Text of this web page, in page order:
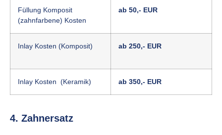
Füllung Komposit
(zahnfarbene) Kosten
ab 50,- EUR
Inlay Kosten (Komposit) ab 250,- EUR
Inlay Kosten (Keramik) ab 350,- EUR
4. Zahnersatz